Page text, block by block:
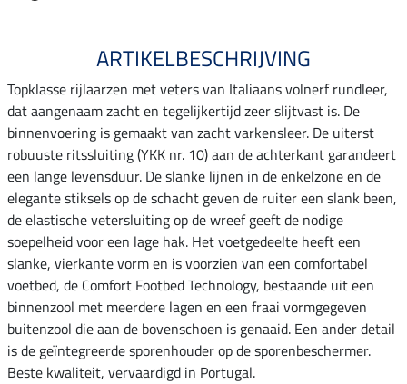
ARTIKELBESCHRIJVING
Topklasse rijlaarzen met veters van Italiaans volnerf rundleer,
dat aangenaam zacht en tegelijkertijd zeer slijtvast is. De
binnenvoering is gemaakt van zacht varkensleer. De uiterst
robuuste ritssluiting (YKK nr. 10) aan de achterkant garandeert
een lange levensduur. De slanke lijnen in de enkelzone en de
elegante stiksels op de schacht geven de ruiter een slank been,
de elastische vetersluiting op de wreef geeft de nodige
soepelheid voor een lage hak. Het voetgedeelte heeft een
slanke, vierkante vorm en is voorzien van een comfortabel
voetbed, de Comfort Footbed Technology, bestaande uit een
binnenzool met meerdere lagen en een fraai vormgegeven
buitenzool die aan de bovenschoen is genaaid. Een ander detail
is de geïntegreerde sporenhouder op de sporenbeschermer.
Beste kwaliteit, vervaardigd in Portugal.